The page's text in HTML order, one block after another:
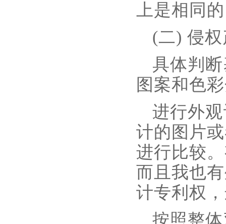
上是相同
(二) 侵
具体判
图案和色
进行外
计的图片
进行比较
而且我也
计专利权
按照整